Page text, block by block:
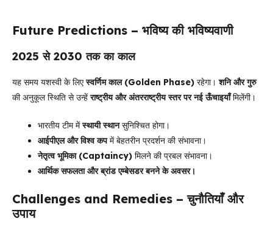
Future Predictions – भविष्य की भविष्यवाणी
2025 से 2030 तक का काल
यह समय यशस्वी के लिएस्वर्णिम काल (Golden Phase) रहेगा।शनि और गुरु
की अनुकूल स्थिति से उन्हेंराष्ट्रीय और अंतरराष्ट्रीय स्तर पर नई ऊँचाइयाँमिलेंगी।
भारतीय टीम मेंस्थायी स्थानसुनिश्चित होगा।
आईपीएल और विश्व कपमें बेहतरीन प्रदर्शन की संभावना।
नेतृत्व भूमिका (Captaincy) मिलने की प्रबल संभावना।
आर्थिक सफलता और ब्रांड एम्बेसडर बनने के अवसर।
Challenges and Remedies – चुनौतियाँ और
उपाय